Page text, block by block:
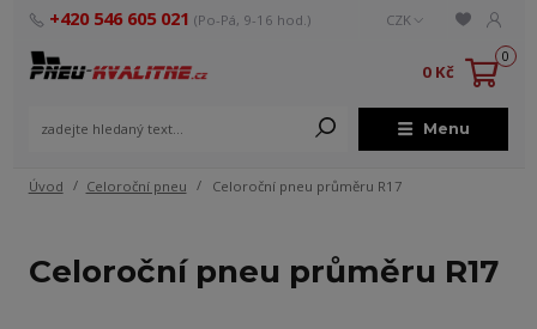
Menu
CZK
+420 546 605 021 (Po-Pá, 9-16 hod.)
0
0 Kč
Úvod Celoroční pneu Celoroční pneu průměru R17
Celoroční pneu průměru R17